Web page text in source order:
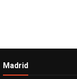
Madrid